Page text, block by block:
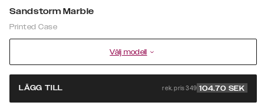
Sandstorm Marble
Printed Case
Välj modell
LÄGG TILL rek. pris 349 104.70 SEK